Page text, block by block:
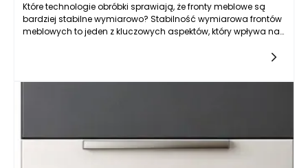
Które technologie obróbki sprawiają, że fronty meblowe są
bardziej stabilne wymiarowo? Stabilność wymiarowa frontów
meblowych to jeden z kluczowych aspektów, który wpływa na